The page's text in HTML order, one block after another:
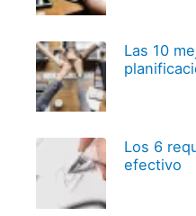
Las 10
Los 6
efectivo